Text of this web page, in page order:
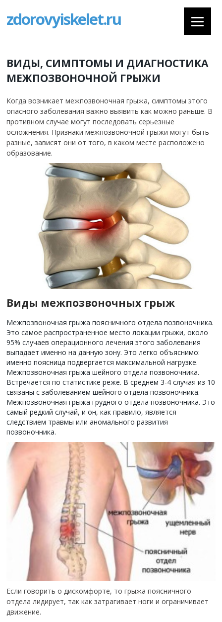
zdorovyiskelet.ru
ВИДЫ, СИМПТОМЫ И ДИАГНОСТИКА
МЕЖПОЗВОНОЧНОЙ ГРЫЖИ
Когда возникает межпозвоночная грыжа, симптомы этого
опасного заболевания важно выявить как можно раньше. В
противном случае могут последовать серьезные
осложнения. Признаки межпозвоночной грыжи могут быть
разные, зависят они от того, в каком месте расположено
образование.
Виды межпозвоночных грыж
Межпозвоночная грыжа поясничного отдела позвоночника.
Это самое распространенное место локации грыжи, около
95% случаев операционного лечения этого заболевания
выпадает именно на данную зону. Это легко объяснимо:
именно поясница подвергается максимальной нагрузке.
Межпозвоночная грыжа шейного отдела позвоночника.
Встречается по статистике реже. В среднем 3-4 случая из 10
связаны с заболеванием шейного отдела позвоночника.
Межпозвоночная грыжа грудного отдела позвоночника. Это
самый редкий случай, и он, как правило, является
следствием травмы или аномального развития
позвоночника.
Если говорить о дискомфорте, то грыжа поясничного
отдела лидирует, так как затрагивает ноги и ограничивает
движение.